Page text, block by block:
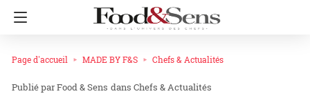
Page d'accueil MADE BY F&S Chefs & Actualités
Food & Sens dans Chefs & Actualités